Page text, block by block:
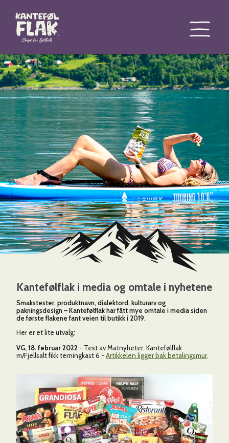
2
6
2
3
Kantefølflak i media og omtale i nyhetene
Smakstester, produktnavn, dialektord, kulturarv og
pakningsdesign – Kantefølflak har fått mye omtale i media siden
de første flakene fant veien til butikk i 2019.
Her er et lite utvalg:
VG, 18. februar 2022 - Test av Matnyheter. Kantefølflak
m/Fjellsalt fikk terningkast 6 - Artikkelen ligger bak betalingsmur.